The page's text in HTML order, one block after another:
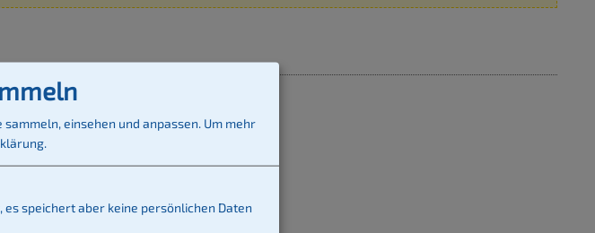
einsehen und anpassen. Um mehr
.
es speichert aber keine persönlichen Daten